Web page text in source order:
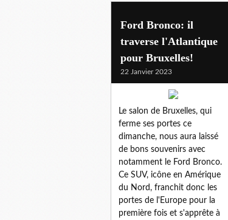
Ford Bronco: il
traverse l'Atlantique
pour Bruxelles!
22 Janvier 2023
Le salon de Bruxelles, qui
ferme ses portes ce
dimanche, nous aura laissé
de bons souvenirs avec
notamment le Ford Bronco.
Ce SUV, icône en Amérique
du Nord, franchit donc les
portes de l'Europe pour la
première fois et s'apprête à